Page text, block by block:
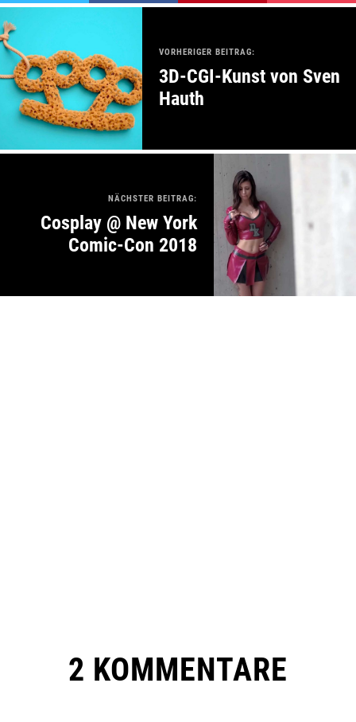
VORHERIGER BEITRAG:
3D-CGI-Kunst von Sven
Hauth
NÄCHSTER BEITRAG:
Cosplay @ New York
Comic-Con 2018
2 KOMMENTARE